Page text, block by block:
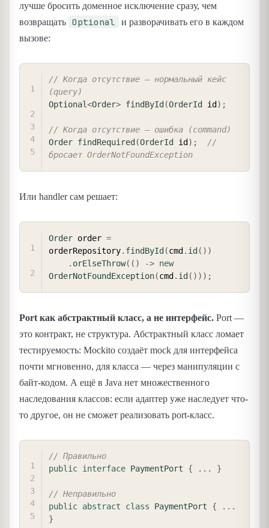
лучше бросить доменное исключение сразу, чем
возвращать Optional
и разворачивать его в каждом
вызове:
// Когда отсутствие — нормальный кейс
(query)
Optional<Order> findById (OrderId id ) ;
// Когда отсутствие — ошибка (command)
Order findRequired (OrderId id ) ;
//
бросает OrderNotFoundException
COPY
Или handler сам решает:
Order order =
orderRepository. findById (cmd . id ( ) )
. orElseThrow( ( ) -> new
OrderNotFoundException(cmd . id ( ) ) ) ;
Port как абстрактный класс, а не интерфейс. Port —
это контракт, не структура. Абстрактный класс ломает
тестируемость: Mockito создаёт mock для интерфейса
почти мгновенно, для класса — через манипуляции с
байт-кодом. А ещё в Java нет множественного
наследования классов: если адаптер уже наследует что-
то другое, он не сможет реализовать port-класс.
// Правильно
public interface PaymentPort { . . . }
// Неправильно
public abstract class PaymentPort { . . .
}